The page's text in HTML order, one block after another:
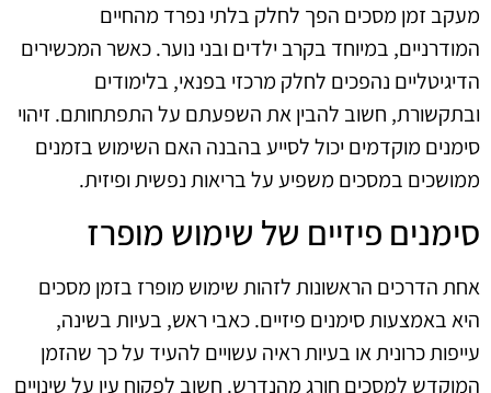
מעקב זמן מסכים הפך לחלק בלתי נפרד מהחיים
המודרניים, במיוחד בקרב ילדים ובני נוער. כאשר המכשירים
הדיגיטליים נהפכים לחלק מרכזי בפנאי, בלימודים
ובתקשורת, חשוב להבין את השפעתם על התפתחותם. זיהוי
סימנים מוקדמים יכול לסייע בהבנה האם השימוש בזמנים
ממושכים במסכים משפיע על בריאות נפשית ופיזית.
סימנים פיזיים של שימוש מופרז
אחת הדרכים הראשונות לזהות שימוש מופרז בזמן מסכים
היא באמצעות סימנים פיזיים. כאבי ראש, בעיות בשינה,
עייפות כרונית או בעיות ראיה עשויים להעיד על כך שהזמן
המוקדש למסכים חורג מהנדרש. חשוב לפקוח עין על שינויים